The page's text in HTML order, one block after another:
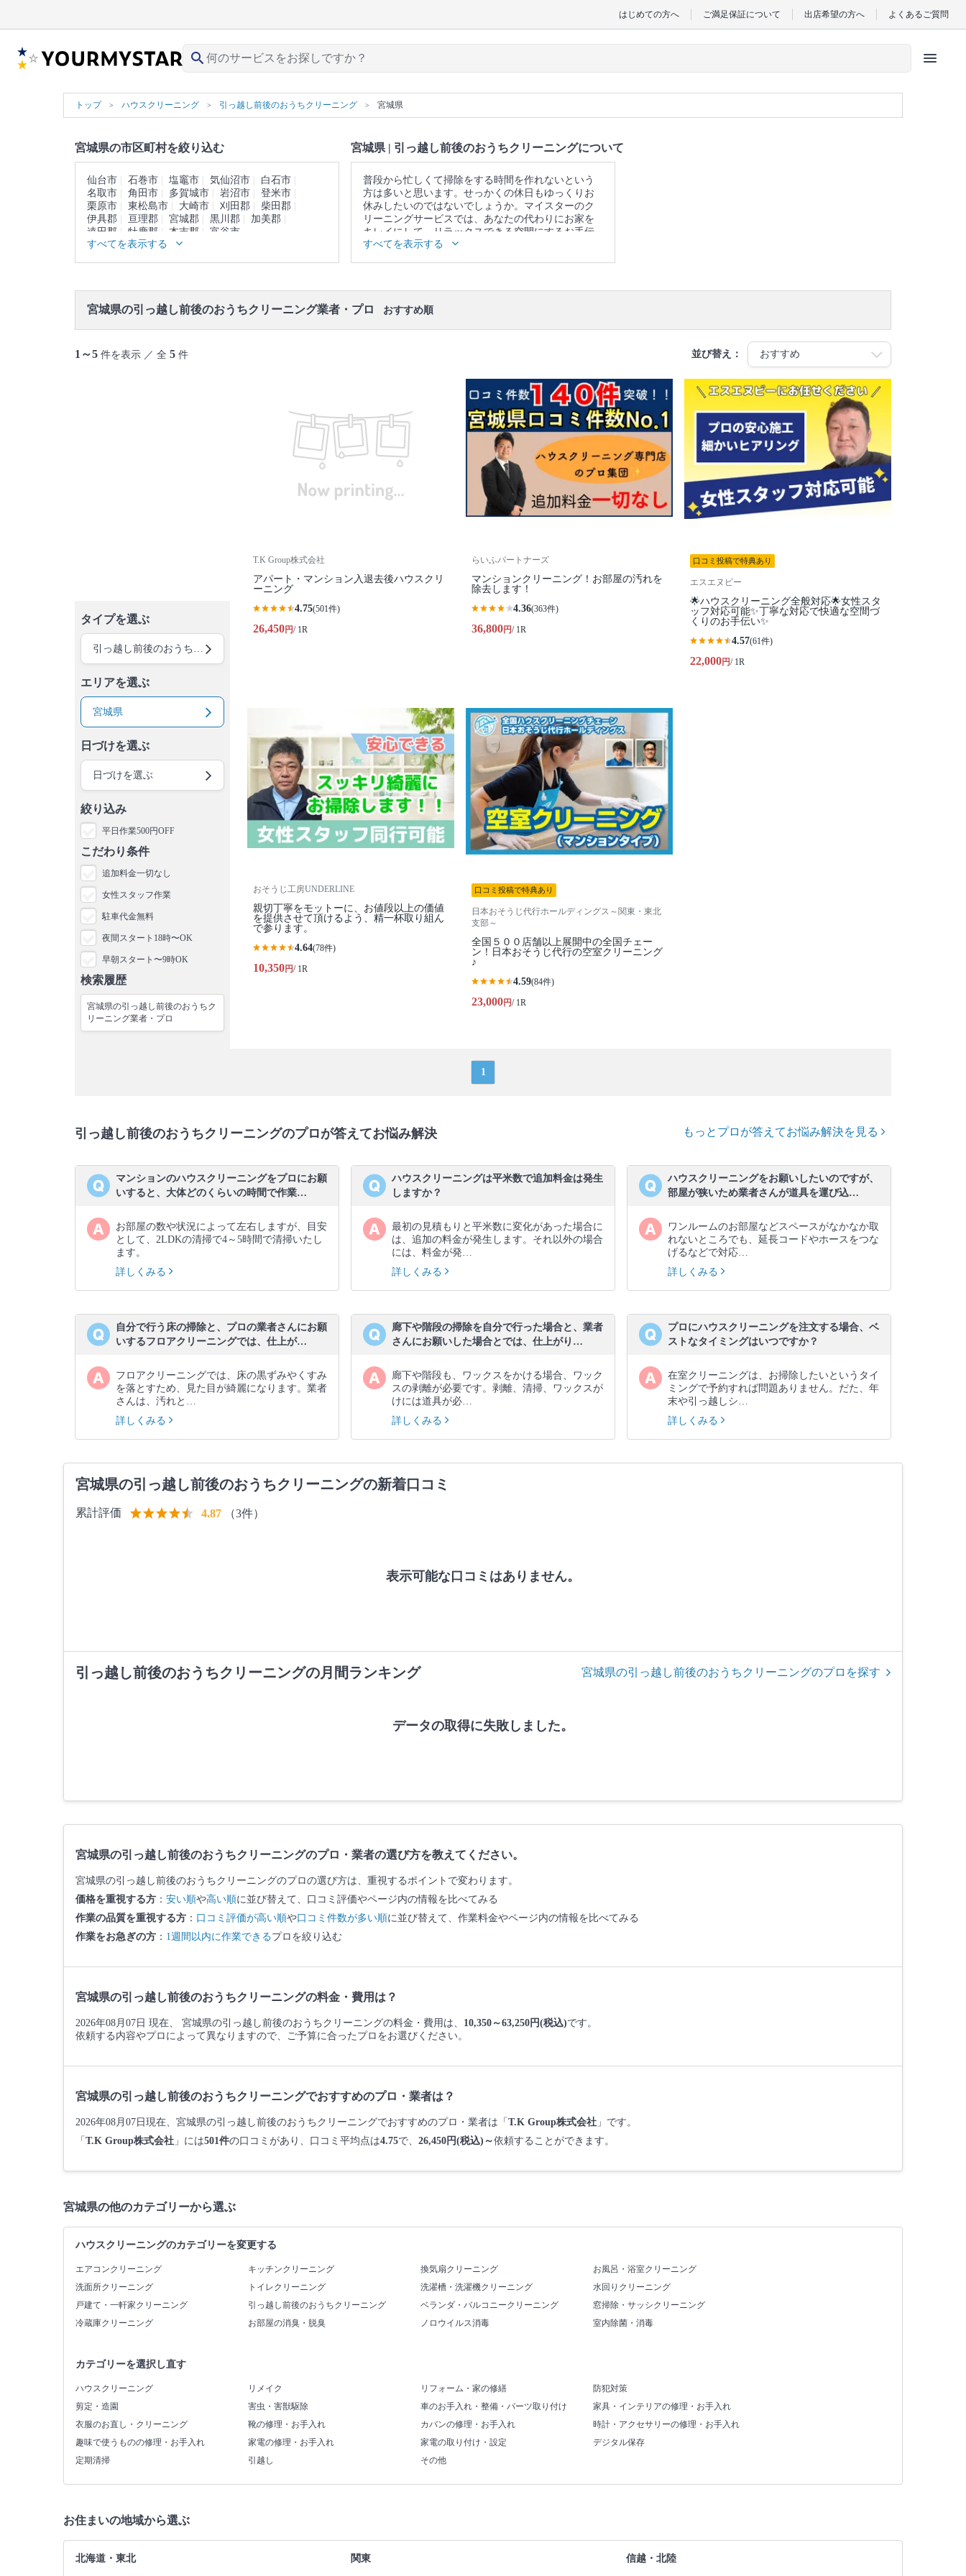
はじめての方へ ご満足保証について 出店希望の方へ よくあるご質問
search menu
トップ ハウスクリーニング 引っ越し前後のおうちクリーニング 宮城県
宮城県の市区町村を絞り込む
仙台市 石巻市 塩竈市 気仙沼市
白石市
名取市
角田市 多賀城市 岩沼市
登米市
栗原市
東松島市 大崎市 刈田郡
柴田郡
伊具郡
亘理郡 宮城郡 黒川郡
加美郡
遠田郡
牡鹿郡 本吉郡
富谷市
すべてを表示する
宮城県 | 引っ越し前後のおうちクリーニングについて
普段から忙しくて掃除をする時間を作れないという
方は多いと思います。せっかくの休日もゆっくりお
休みしたいのではないでしょうか。マイスターのク
リーニングサービスでは、あなたの代わりにお家を
キレイにして、リラックスできる空間にするお手伝
いをさせていただきます。
▼表示価格に含まれる引っ越し前後のおうちクリー
窓 / エアコンの簡易洗浄(フィルターのみ) / 照明 / 天
すべてを表示する
宮城県の引っ越し前後のおうちクリーニング業者・プロ おすすめ順
1～5 件を表示 ／ 全 5 件 並び替え：
タイプを選ぶ
エリアを選ぶ
宮城県
日づけを選ぶ
日づけを選ぶ
絞り込み
平日作業500円OFF
こだわり条件
追加料金一切なし
女性スタッフ作業
駐車代金無料
夜間スタート18時〜OK
早朝スタート〜9時OK
検索履歴
宮城県の引っ越し前後のおうちク
リーニング業者・プロ
T.K Group株式会社
アパート・マンション入退去後ハウスクリ
ーニング
4.75(501件)
26,450円/ 1R
らいふパートナーズ
マンションクリーニング！お部屋の汚れを
除去します！
4.36(363件)
36,800円/ 1R
口コミ投稿で特典あり
エスエヌビー
🌟ハウスクリーニング全般対応🌟女性スタ
ッフ対応可能✨丁寧な対応で快適な空間づ
くりのお手伝い✨
4.57(61件)
22,000円/ 1R
おそうじ工房UNDERLINE
親切丁寧をモットーに、お値段以上の価値
を提供させて頂けるよう、精一杯取り組ん
で参ります。
4.64(78件)
10,350円/ 1R
口コミ投稿で特典あり
日本おそうじ代行ホールディングス～関東・東北
支部～
全国５００店舗以上展開中の全国チェー
ン！日本おそうじ代行の空室クリーニング
♪
4.59(84件)
23,000円/ 1R
1
引っ越し前後のおうちクリーニングのプロが答えてお悩み解決 もっとプロが答えてお悩み解決を見る
マンションのハウスクリーニングをプロにお願
いすると、大体どのくらいの時間で作業…
お部屋の数や状況によって左右しますが、目安
として、2LDKの清掃で4～5時間で清掃いたし
ます。
詳しくみる
ハウスクリーニングは平米数で追加料金は発生
しますか？
最初の見積もりと平米数に変化があった場合に
は、追加の料金が発生します。それ以外の場合
には、料金が発…
詳しくみる
ハウスクリーニングをお願いしたいのですが、
部屋が狭いため業者さんが道具を運び込…
ワンルームのお部屋などスペースがなかなか取
れないところでも、延長コードやホースをつな
げるなどで対応…
詳しくみる
自分で行う床の掃除と、プロの業者さんにお願
いするフロアクリーニングでは、仕上が…
フロアクリーニングでは、床の黒ずみやくすみ
を落とすため、見た目が綺麗になります。業者
さんは、汚れと…
詳しくみる
廊下や階段の掃除を自分で行った場合と、業者
さんにお願いした場合とでは、仕上がり…
廊下や階段も、ワックスをかける場合、ワック
スの剥離が必要です。剥離、清掃、ワックスが
けには道具が必…
詳しくみる
プロにハウスクリーニングを注文する場合、ベ
ストなタイミングはいつですか？
在室クリーニングは、お掃除したいというタイ
ミングで予約すれば問題ありません。だた、年
末や引っ越しシ…
詳しくみる
宮城県の引っ越し前後のおうちクリーニングの新着口コミ
累計評価 4.87 （3件）
表示可能な口コミはありません。
引っ越し前後のおうちクリーニングの月間ランキング 宮城県の引っ越し前後のおうちクリーニングのプロを探す
データの取得に失敗しました。
宮城県の引っ越し前後のおうちクリーニングのプロ・業者の選び方を教えてください。
宮城県の引っ越し前後のおうちクリーニングのプロの選び方は、重視するポイントで変わります。
価格を重視する方 ： 安い順や高い順に並び替えて、口コミ評価やページ内の情報を比べてみる
作業の品質を重視する方 ： 口コミ評価が高い順や口コミ件数が多い順に並び替えて、作業料金やページ内の情報を比べてみる
作業をお急ぎの方 ： 1週間以内に作業できるプロを絞り込む
宮城県の引っ越し前後のおうちクリーニングの料金・費用は？
2026年08月07日 現在、 宮城県の引っ越し前後のおうちクリーニングの料金・費用は、 10,350～63,250円(税込)です。
依頼する内容やプロによって異なりますので、ご予算に合ったプロをお選びください。
宮城県の引っ越し前後のおうちクリーニングでおすすめのプロ・業者は？
2026年08月07日現在、宮城県の引っ越し前後のおうちクリーニングでおすすめのプロ・業者は「 T.K Group株式会社 」です。
「 T.K Group株式会社 」には501件の口コミがあり、口コミ平均点は4.75で、 26,450円(税込)～依頼することができます。
宮城県の他のカテゴリーから選ぶ
ハウスクリーニングのカテゴリーを変更する
エアコンクリーニング キッチンクリーニング 換気扇クリーニング
お風呂・浴室クリーニング
洗面所クリーニング
トイレクリーニング 洗濯槽・洗濯機クリーニング
水回りクリーニング
戸建て・一軒家クリーニング
引っ越し前後のおうちクリーニング ベランダ・バルコニークリーニング
窓掃除・サッシクリーニング
冷蔵庫クリーニング
お部屋の消臭・脱臭 ノロウイルス消毒 室内除菌・消毒
カテゴリーを選択し直す
ハウスクリーニング リメイク リフォーム・家の修繕
防犯対策
剪定・造園
害虫・害獣駆除 車のお手入れ・整備・パーツ取り付け
家具・インテリアの修理・お手入れ
衣服のお直し・クリーニング
靴の修理・お手入れ カバンの修理・お手入れ
時計・アクセサリーの修理・お手入れ
趣味で使うものの修理・お手入れ
家電の修理・お手入れ 家電の取り付け・設定
デジタル保存
定期清掃
引越し その他
お住まいの地域から選ぶ
北海道・東北 関東 信越・北陸